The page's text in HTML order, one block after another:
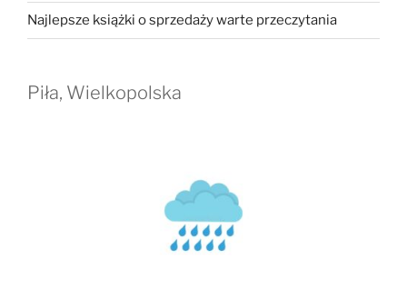
Najlepsze książki o sprzedaży warte przeczytania
Piła, Wielkopolska